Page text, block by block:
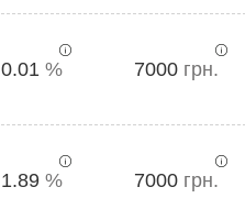
0.01 % 7000 грн.
1.89% 7000 грн.